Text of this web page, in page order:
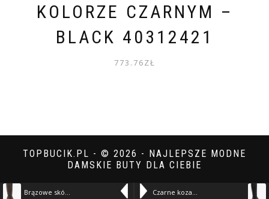
KOLORZE CZARNYM –
BLACK 40312421
773.76ZŁ
Brązowe skórzane kozaki na stabilnym obcasie – Brązowy 338802 Czarne kozaki z elastyczną cholewką – Czarny 339122
TOPBUCIK.PL - © 2026 - NAJLEPSZE MODNE
DAMSKIE BUTY DLA CIEBIE